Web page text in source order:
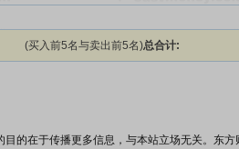
(买入前5名与卖出前5名)总合计:
目的在于传播更多信息，与本站立场无关。东